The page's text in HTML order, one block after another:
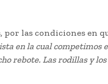
las condiciones en
en la cual competimos
rebote. Las rodillas y